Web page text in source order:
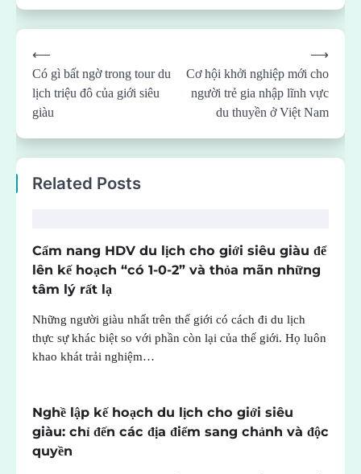
Post
navigation
⟵
Có gì bất ngờ trong tour du
lịch triệu đô của giới siêu
giàu
Cơ hội khởi nghiệp mới cho
người trẻ gia nhập lĩnh vực
du thuyền ở Việt Nam
⟶
Related Posts
Cẩm nang HDV du lịch cho giới siêu giàu để
lên kế hoạch “có 1-0-2” và thỏa mãn những
tâm lý rất lạ
Những người giàu nhất trên thế giới có cách đi du lịch
thực sự khác biệt so với phần còn lại của thế giới. Họ luôn
khao khát trải nghiệm…
Nghề lập kế hoạch du lịch cho giới siêu
giàu: chỉ đến các địa điểm sang chảnh và độc
quyền